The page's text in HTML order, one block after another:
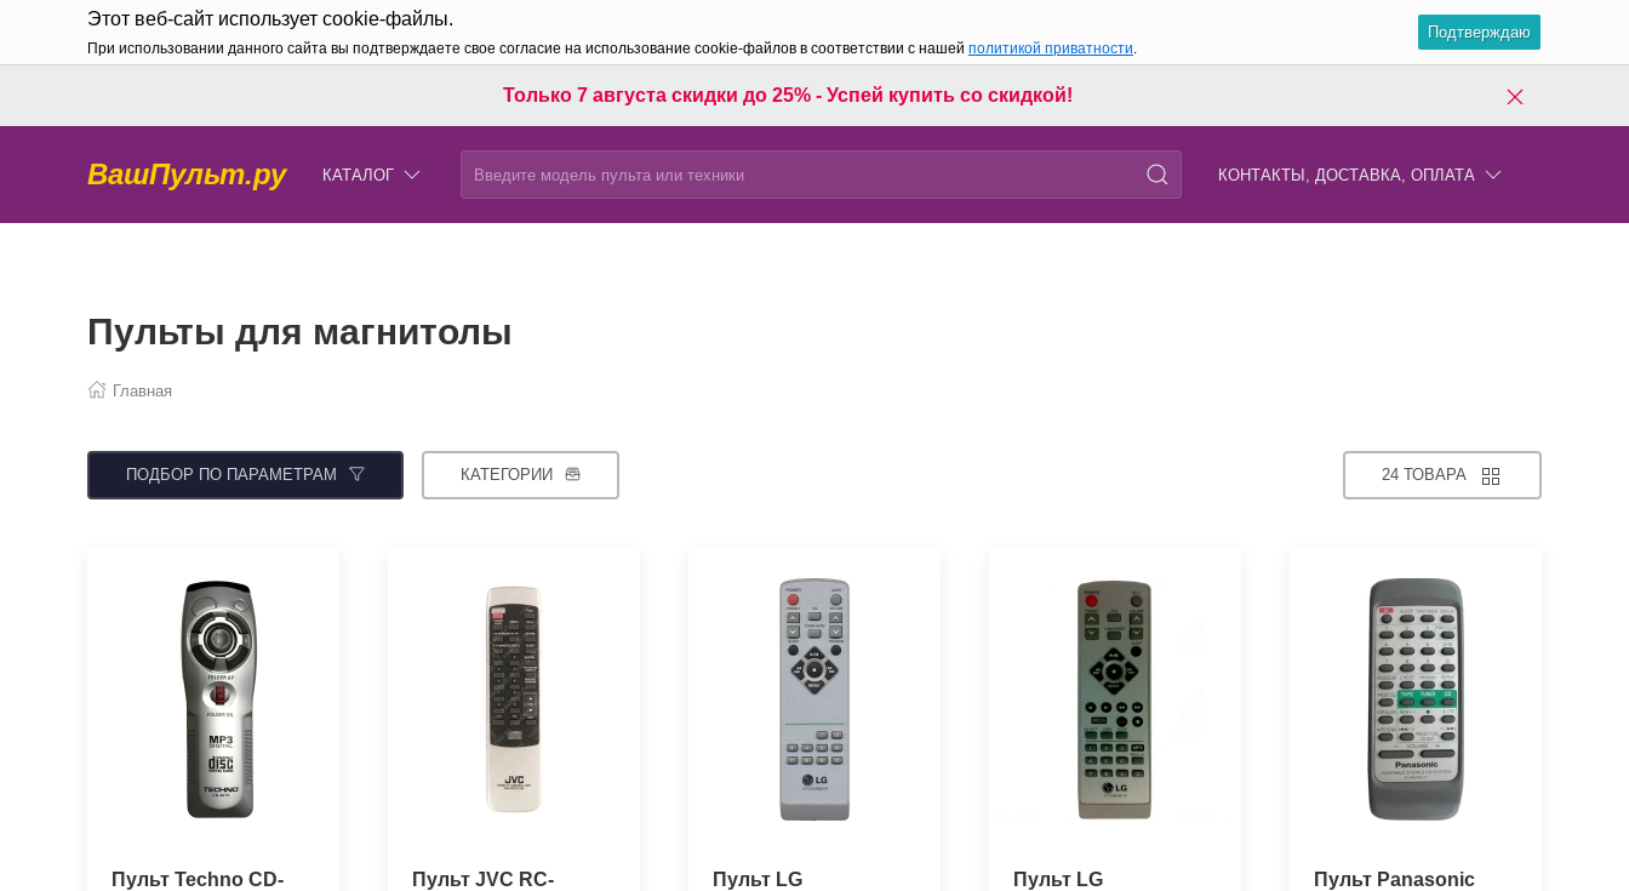
Этот веб-сайт использует cookie-файлы.
При использовании данного сайта вы подтверждаете свое согласие на использование cookie-файлов в соответствии с нашей политикой приватности.
Подтверждаю
Только 7 августа скидки до 25% - Успей купить со скидкой!
ВашПульт.ру КАТАЛОГ КОНТАКТЫ, ДОСТАВКА, ОПЛАТА
Пульты для магнитолы
Главная
ПОДБОР ПО ПАРАМЕТРАМ КАТЕГОРИИ 24 ТОВАРА
Пульт Techno CD-
Пульт JVC RC-
Пульт LG
Пульт LG
Пульт Panasonic